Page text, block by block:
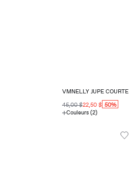
VMNELLY JUPE COURTE
45,00 $22,50 $ 50%
Couleurs (2)